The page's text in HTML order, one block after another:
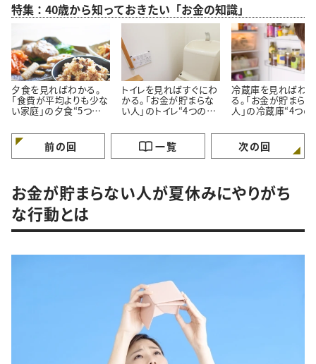
特集：40歳から知っておきたい「お金の知識」
夕食を見ればわかる。
「食費が平均よりも少な
い家庭」の夕食“5つの
トイレを見ればすぐにわ
かる。「お金が貯まらな
い人」のトイレ“4つの特
冷蔵庫を見ればわか
る。「お金が貯まら
人」の冷蔵庫“4つの
前の回 一覧 次の回
お金が貯まらない人が夏休みにやりがち
な行動とは